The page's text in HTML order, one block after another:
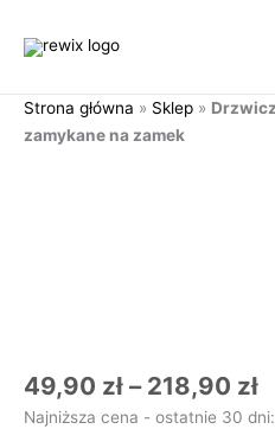
Strona główna » Sklep »
zamykane na zamek
49,90 zł – 218,90 zł
Najniższa cena - ostatnie 30 dni: